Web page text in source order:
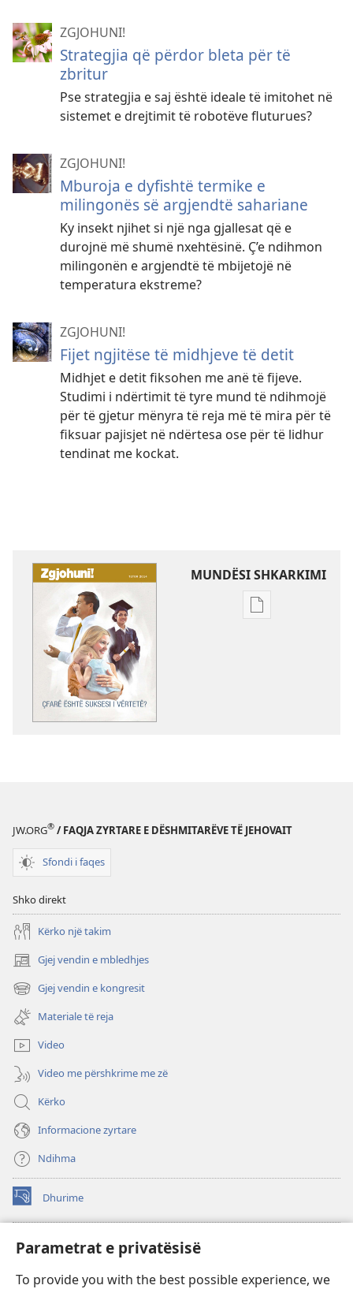
Parametrat e privatësisë
To provide you with the best possible experience, we
ZGJOHUNI!
Strategjia që përdor bleta për të
zbritur
Pse strategjia e saj është ideale të imitohet në
sistemet e drejtimit të robotëve fluturues?
ZGJOHUNI!
Mburoja e dyfishtë termike e
milingonës së argjendtë sahariane
Ky insekt njihet si një nga gjallesat që e
durojnë më shumë nxehtësinë. Ç’e ndihmon
milingonën e argjendtë të mbijetojë në
temperatura ekstreme?
ZGJOHUNI!
Fijet ngjitëse të midhjeve të detit
Midhjet e detit fiksohen me anë të fijeve.
Studimi i ndërtimit të tyre mund të ndihmojë
për të gjetur mënyra të reja më të mira për të
fiksuar pajisjet në ndërtesa ose për të lidhur
tendinat me kockat.
MUNDËSI SHKARKIMI
Mundësitë
JW.ORG® / FAQJA ZYRTARE E DËSHMITARËVE TË JEHOVAIT
Sfondi i faqes
Shko direkt
Kërko një takim
Gjej vendin e mbledhjes
(hap
dritare
të
re)
Gjej vendin e kongresit
(hap
dritare
të
re)
Materiale të reja
Video
Video me përshkrime me zë
Kërko
Informacione zyrtare
Ndihma
Dhurime
(hap
dritare
re)
BIBLIOTEKA ONLINE Watchtower
(hap
të
JW Hub
(hap